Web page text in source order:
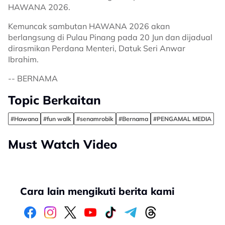
HAWANA 2026.
Kemuncak sambutan HAWANA 2026 akan
berlangsung di Pulau Pinang pada 20 Jun dan dijadual
dirasmikan Perdana Menteri, Datuk Seri Anwar
Ibrahim.
-- BERNAMA
Topic Berkaitan
#Hawana #fun walk #senamrobik #Bernama #PENGAMAL MEDIA
Must Watch Video
Cara lain mengikuti berita kami